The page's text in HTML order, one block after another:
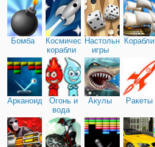
Бомба
Космические
корабли
Настольные
игры
Корабли
Арканоид
Огонь и
вода
Акулы Ракеты